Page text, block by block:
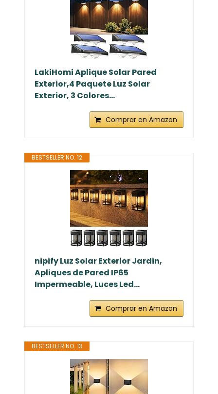
LakiHomi Aplique Solar Pared
Exterior,4 Paquete Luz Solar
Exterior, 3 Colores...
Comprar en Amazon
BESTSELLER NO. 12
nipify Luz Solar Exterior Jardin,
Apliques de Pared IP65
Impermeable, Luces Led...
Comprar en Amazon
BESTSELLER NO. 13